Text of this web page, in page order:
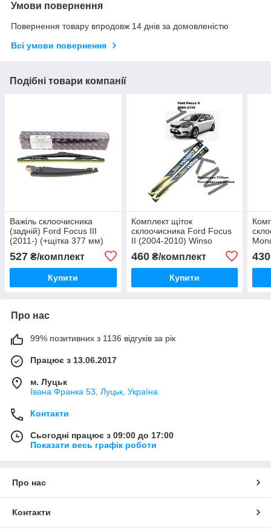
Умови повернення
Повернення товару впродовж 14 днів за домовленістю
Всі умови повернення
Подібні товари компанії
Важіль склоочисника
(задній) Ford Focus III
(2011-) (+щітка 377 мм)
527 ₴/комплект
Купити
Комплект щіток
склоочисника Ford Focus
II (2004-2010) Winso
460₴/комплект
Купити
430
Про нас
99% позитивних з 1136 відгуків за рік
Працює з 13.06.2017
м. Луцьк
Івана Франка 53, Луцьк, Україна
Контакти
Сьогодні працює з 09:00 до 17:00
Показати весь графік роботи
Про нас
Контакти